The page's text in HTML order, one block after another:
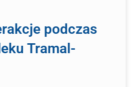
podczas
Tramal-